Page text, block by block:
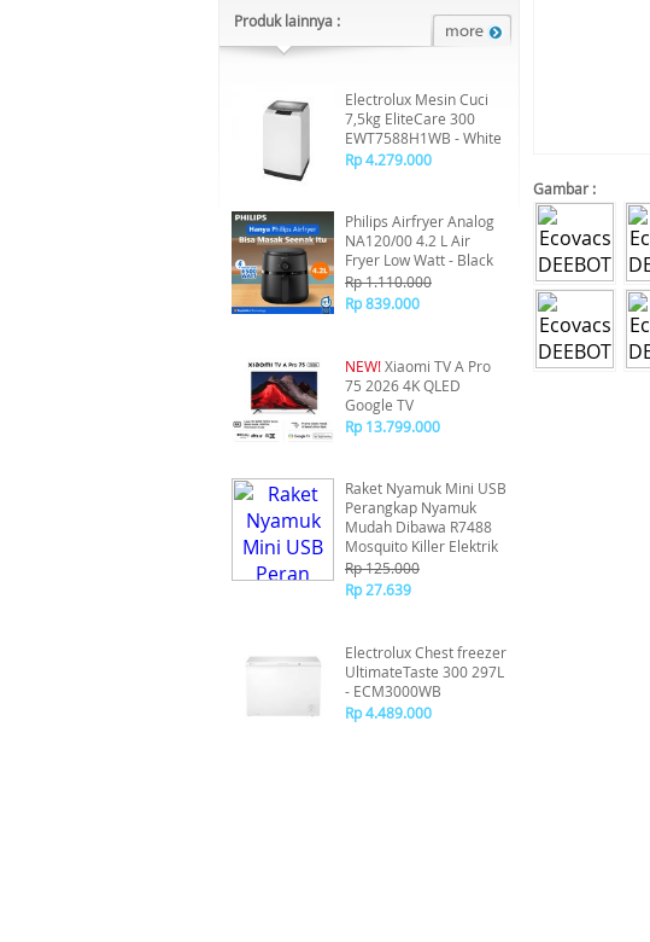
Produk lainnya :
Electrolux Mesin Cuci
7,5kg EliteCare 300
EWT7588H1WB - White
Rp 4.279.000
Philips Airfryer Analog
NA120/00 4.2 L Air
Fryer Low Watt - Black
Rp 1.110.000
Rp 839.000
NEW!Xiaomi TV A Pro
75 2026 4K QLED
Google TV
Rp 13.799.000
Raket Nyamuk Mini USB
Perangkap Nyamuk
Mudah Dibawa R7488
Mosquito Killer Elektrik
Rp 125.000
Rp 27.639
Electrolux Chest freezer
UltimateTaste 300 297L
- ECM3000WB
Rp 4.489.000
Gambar :